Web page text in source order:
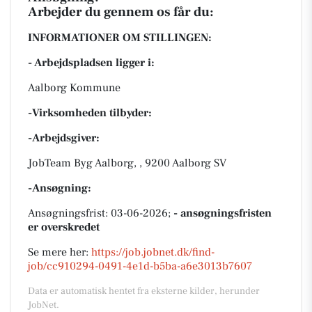
Arbejder du gennem os får du:
INFORMATIONER OM STILLINGEN:
- Arbejdspladsen ligger i:
Aalborg Kommune
-Virksomheden tilbyder:
-Arbejdsgiver:
JobTeam Byg Aalborg, , 9200 Aalborg SV
-Ansøgning:
Ansøgningsfrist: 03-06-2026; - ansøgningsfristen
er overskredet
Se mere her: https://job.jobnet.dk/find-
job/cc910294-0491-4e1d-b5ba-a6e3013b7607
Data er automatisk hentet fra eksterne kilder, herunder
JobNet.